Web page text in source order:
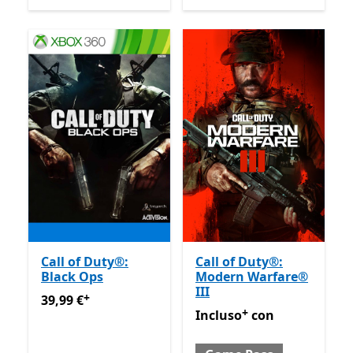
Call of Duty®:
Black Ops
39,99 €Offre acquisti in-app
39,99 €+
Call of Duty®:
Modern Warfare®
III
Incluso con Game Pass
Incluso+ con